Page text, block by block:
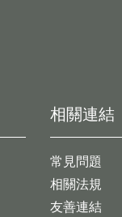
相關連結
常見問題
相關法規
友善連結